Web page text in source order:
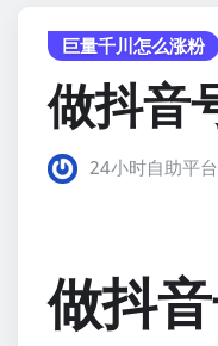
巨量千川怎么涨粉
做抖音
24小时自助平台
做抖